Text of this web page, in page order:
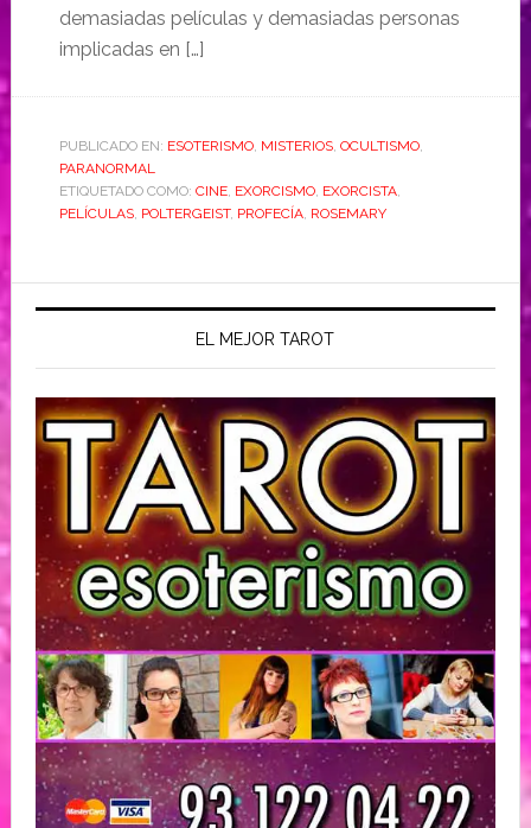
demasiadas películas y demasiadas personas
implicadas en […]
PUBLICADO EN: ESOTERISMO, MISTERIOS, OCULTISMO,
PARANORMAL
ETIQUETADO COMO: CINE, EXORCISMO, EXORCISTA,
PELÍCULAS, POLTERGEIST, PROFECÍA, ROSEMARY
EL MEJOR TAROT